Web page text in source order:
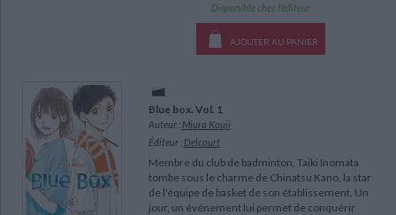
Disponible chez l'éditeur
AJOUTER AU PANIER
Blue box. Vol. 1
Auteur : Miura Kouji
Éditeur : Delcourt
Membre du club de badminton, Taiki Inomata
tombe sous le charme de Chinatsu Kano, la star
de l'équipe de basket de son établissement. Un
jour, un événement lui permet de conquérir